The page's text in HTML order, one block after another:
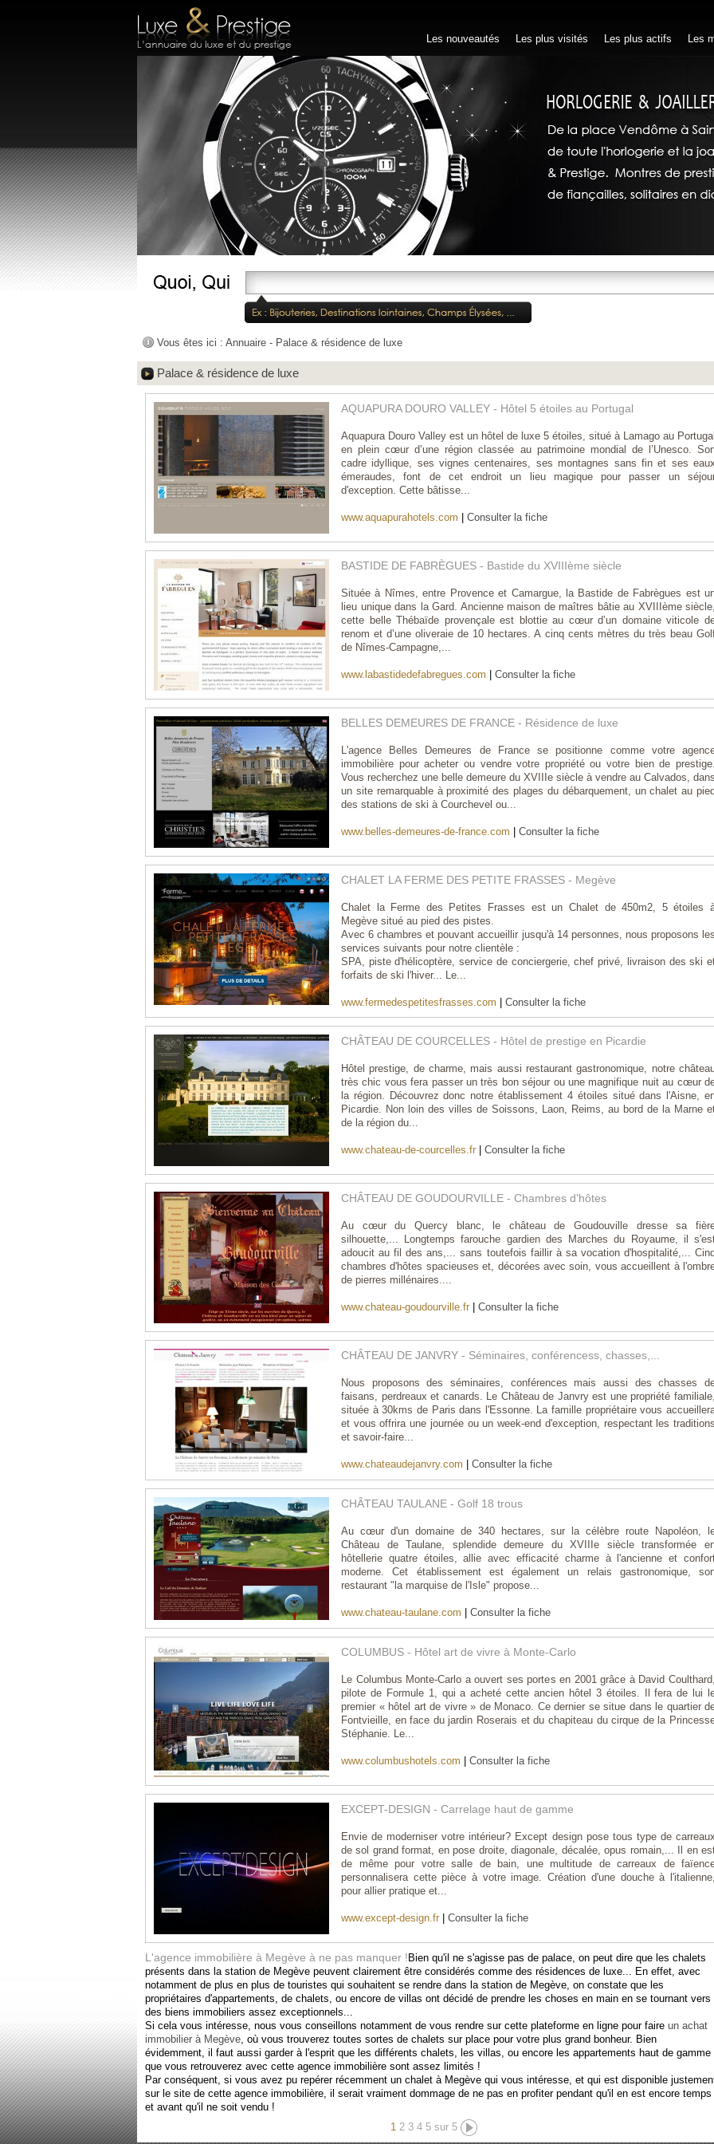
Les nouveautés Les plus visités Les plus actifs Les
Vous êtes ici : Annuaire - Palace & résidence de luxe
Palace & résidence de luxe
AQUAPURA DOURO VALLEY - Hôtel 5 étoiles au Portugal
Aquapura Douro Valley est un hôtel de luxe 5 étoiles, situé à Lamago au Portugal
en plein cœur d’une région classée au patrimoine mondial de l’Unesco.
cadre idyllique, ses vignes centenaires, ses montagnes sans fin et ses eaux
émeraudes, font de cet endroit un lieu magique pour passer un
d'exception. Cette bâtisse...
www.aquapurahotels.com Consulter la fiche
BASTIDE DE FABRÈGUES - Bastide du XVIIIème siècle
Située à Nîmes, entre Provence et Camargue, la Bastide de Fabrègues est
lieu unique dans la Gard. Ancienne maison de maîtres bâtie au XVIIIème siècle,
cette belle Thébaïde provençale est blottie au cœur d’un domaine viticole
renom et d’une oliveraie de 10 hectares. A cinq cents mètres du très beau
de Nîmes-Campagne,...
www.labastidedefabregues.com Consulter la fiche
BELLES DEMEURES DE FRANCE - Résidence de luxe
L'agence Belles Demeures de France se positionne comme votre
immobilière pour acheter ou vendre votre propriété ou votre bien de prestige.
Vous recherchez une belle demeure du XVIIIe siècle à vendre au Calvados, dans
un site remarquable à proximité des plages du débarquement, un chalet au pied
des stations de ski à Courchevel ou...
www.belles-demeures-de-france.com Consulter la fiche
CHALET LA FERME DES PETITE FRASSES - Megève
Chalet la Ferme des Petites Frasses est un Chalet de 450m2, 5 étoiles
Megève situé au pied des pistes.
Avec 6 chambres et pouvant accueillir jusqu'à 14 personnes, nous proposons les
services suivants pour notre clientèle :
SPA, piste d'hélicoptère, service de conciergerie, chef privé, livraison des ski
forfaits de ski l'hiver... Le...
www.fermedespetitesfrasses.com Consulter la fiche
CHÂTEAU DE COURCELLES - Hôtel de prestige en Picardie
Hôtel prestige, de charme, mais aussi restaurant gastronomique, notre
très chic vous fera passer un très bon séjour ou une magnifique nuit au cœur
la région. Découvrez donc notre établissement 4 étoiles situé dans l'Aisne,
Picardie. Non loin des villes de Soissons, Laon, Reims, au bord de la Marne
de la région du...
www.chateau-de-courcelles.fr Consulter la fiche
CHÂTEAU DE GOUDOURVILLE - Chambres d'hôtes
Au cœur du Quercy blanc, le château de Goudouville dresse sa
silhouette,... Longtemps farouche gardien des Marches du Royaume, il
adoucit au fil des ans,... sans toutefois faillir à sa vocation d'hospitalité,...
chambres d'hôtes spacieuses et, décorées avec soin, vous accueillent à
de pierres millénaires....
www.chateau-goudourville.fr Consulter la fiche
CHÂTEAU DE JANVRY - Séminaires, conférencess, chasses,...
Nous proposons des séminaires, conférences mais aussi des chasses
faisans, perdreaux et canards. Le Château de Janvry est une propriété familiale,
située à 30kms de Paris dans l'Essonne. La famille propriétaire vous
et vous offrira une journée ou un week-end d'exception, respectant les traditions
et savoir-faire...
www.chateaudejanvry.com Consulter la fiche
CHÂTEAU TAULANE - Golf 18 trous
Au cœur d'un domaine de 340 hectares, sur la célèbre route Napoléon,
Château de Taulane, splendide demeure du XVIIIe siècle transformée
hôtellerie quatre étoiles, allie avec efficacité charme à l'ancienne et
moderne. Cet établissement est également un relais gastronomique,
restaurant "la marquise de l'Isle" propose...
www.chateau-taulane.com Consulter la fiche
COLUMBUS - Hôtel art de vivre à Monte-Carlo
Le Columbus Monte-Carlo a ouvert ses portes en 2001 grâce à David Coulthard,
pilote de Formule 1, qui a acheté cette ancien hôtel 3 étoiles. Il fera de lui
premier « hôtel art de vivre » de Monaco. Ce dernier se situe dans le quartier
Fontvieille, en face du jardin Roserais et du chapiteau du cirque de la
Stéphanie. Le...
www.columbushotels.com Consulter la fiche
EXCEPT-DESIGN - Carrelage haut de gamme
Envie de moderniser votre intérieur? Except design pose tous type de carreaux
de sol grand format, en pose droite, diagonale, décalée, opus romain,... Il en
de même pour votre salle de bain, une multitude de carreaux de
personnalisera cette pièce à votre image. Création d'une douche à l'italienne,
pour allier pratique et...
www.except-design.fr Consulter la fiche
L'agence immobilière à Megève à ne pas manquer ! Bien qu'il ne s'agisse pas de palace, on peut dire que les chalets
présents dans la station de Megève peuvent clairement être considérés comme des résidences de luxe... En effet, avec
notamment de plus en plus de touristes qui souhaitent se rendre dans la station de Megève, on constate que les
propriétaires d'appartements, de chalets, ou encore de villas ont décidé de prendre les choses en main en se tournant vers
des biens immobiliers assez exceptionnels...
Si cela vous intéresse, nous vous conseillons notamment de vous rendre sur cette plateforme en ligne pour faire un achat
immobilier à Megève, où vous trouverez toutes sortes de chalets sur place pour votre plus grand bonheur. Bien
évidemment, il faut aussi garder à l'esprit que les différents chalets, les villas, ou encore les appartements haut de gamme
que vous retrouverez avec cette agence immobilière sont assez limités !
Par conséquent, si vous avez pu repérer récemment un chalet à Megève qui vous intéresse, et qui est disponible
sur le site de cette agence immobilière, il serait vraiment dommage de ne pas en profiter pendant qu'il en est encore temps
et avant qu'il ne soit vendu !
1 2 3 4 5 sur 5